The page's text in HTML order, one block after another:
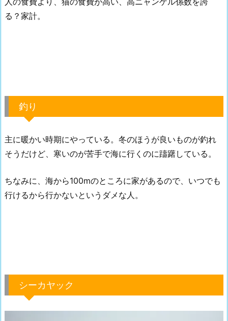
る？家計。
釣り
主に暖かい時期にやっている。冬のほうが良いものが釣れ
そうだけど、寒いのが苦手で海に行くのに躊躇している。
ちなみに、海から100mのところに家があるので、いつでも
行けるから行かないというダメな人。
シーカヤック